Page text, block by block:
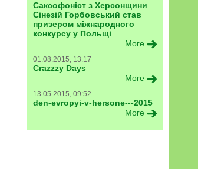
Саксофоніст з Херсонщини
Сінезій Горбовський став
призером міжнародного
конкурсу у Польщі
More
01.08.2015, 13:17
Crazzzy Days
More
13.05.2015, 09:52
den-evropyi-v-hersone---2015
More